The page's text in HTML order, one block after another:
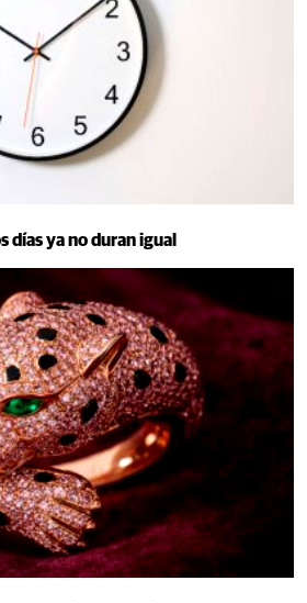
días ya no duran igual